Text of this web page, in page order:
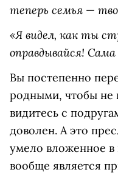
теперь семья —
«Я видел, как ты
оправдывайся!
Вы постепенно
родными, чтобы не
видитесь с
доволен. А это
умело вложенное в
вообще является